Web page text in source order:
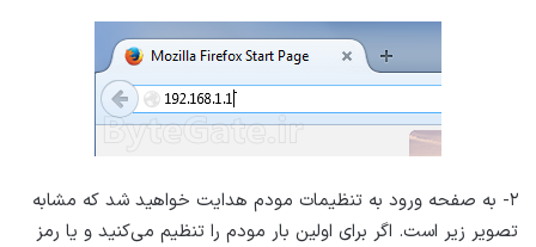
۲- به صفحه ورود به تنظیمات مودم هدایت خواهید شد که مشابه
تصویر زیر است. اگر برای اولین بار مودم را تنظیم می‌کنید و یا رمز